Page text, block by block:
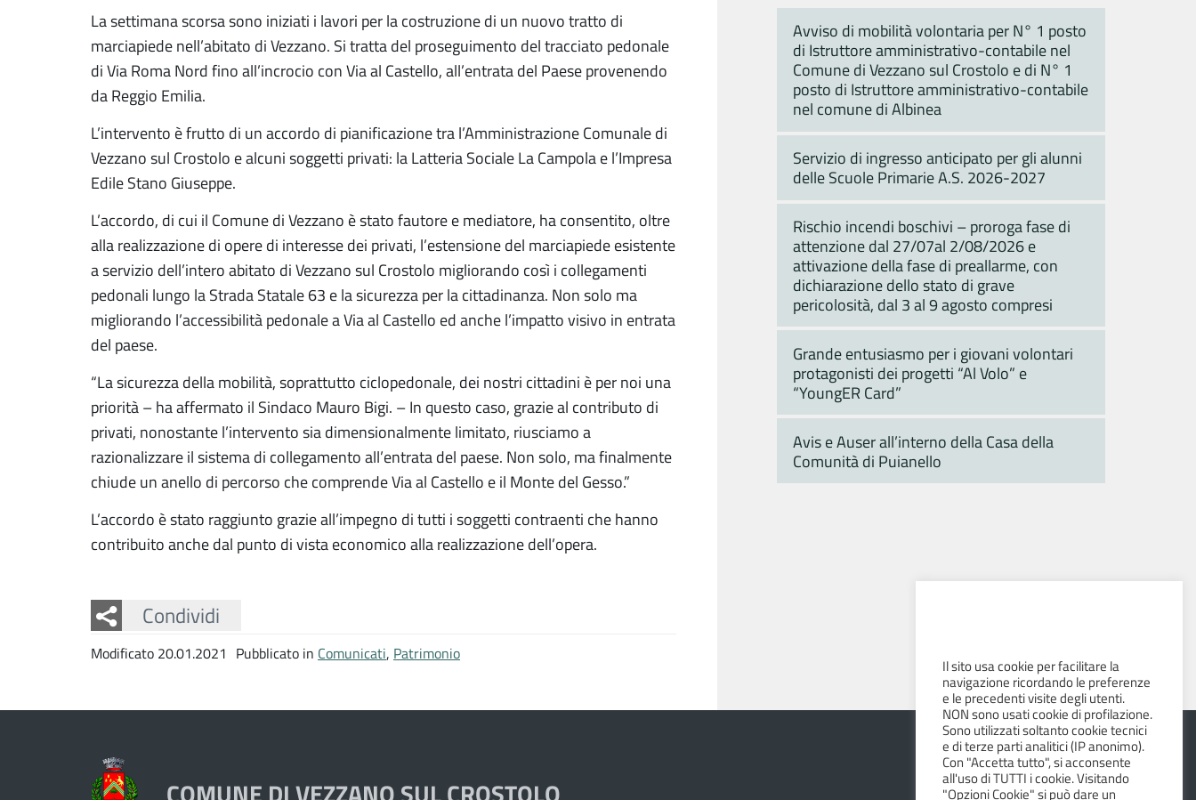
La settimana scorsa sono iniziati i lavori per la costruzione di un nuovo tratto di
marciapiede nell’abitato di Vezzano. Si tratta del proseguimento del tracciato pedonale
di Via Roma Nord fino all’incrocio con Via al Castello, all’entrata del Paese provenendo
da Reggio Emilia.
L’intervento è frutto di un accordo di pianificazione tra l’Amministrazione Comunale di
Vezzano sul Crostolo e alcuni soggetti privati: la Latteria Sociale La Campola e l’Impresa
Edile Stano Giuseppe.
L’accordo, di cui il Comune di Vezzano è stato fautore e mediatore, ha consentito, oltre
alla realizzazione di opere di interesse dei privati, l’estensione del marciapiede esistente
a servizio dell’intero abitato di Vezzano sul Crostolo migliorando così i collegamenti
pedonali lungo la Strada Statale 63 e la sicurezza per la cittadinanza. Non solo ma
migliorando l’accessibilità pedonale a Via al Castello ed anche l’impatto visivo in entrata
del paese.
“La sicurezza della mobilità, soprattutto ciclopedonale, dei nostri cittadini è per noi una
priorità – ha affermato il Sindaco Mauro Bigi. – In questo caso, grazie al contributo di
privati, nonostante l’intervento sia dimensionalmente limitato, riusciamo a
razionalizzare il sistema di collegamento all’entrata del paese. Non solo, ma finalmente
chiude un anello di percorso che comprende Via al Castello e il Monte del Gesso.”
L’accordo è stato raggiunto grazie all’impegno di tutti i soggetti contraenti che hanno
contribuito anche dal punto di vista economico alla realizzazione dell’opera.
Condividi
Facebook
Twitter
Whatsapp
Modificato 20.01.2021 Pubblicato in Comunicati, Patrimonio
Avviso di mobilità volontaria per N° 1 posto
di Istruttore amministrativo-contabile nel
Comune di Vezzano sul Crostolo e di N° 1
posto di Istruttore amministrativo-contabile
nel comune di Albinea
Servizio di ingresso anticipato per gli alunni
delle Scuole Primarie A.S. 2026-2027
Rischio incendi boschivi – proroga fase di
attenzione dal 27/07al 2/08/2026 e
attivazione della fase di preallarme, con
dichiarazione dello stato di grave
pericolosità, dal 3 al 9 agosto compresi
Grande entusiasmo per i giovani volontari
protagonisti dei progetti “Al Volo” e
“YoungER Card”
Avis e Auser all’interno della Casa della
Comunità di Puianello
Il sito usa cookie per facilitare la
navigazione ricordando le preferenze
e le precedenti visite degli utenti.
NON sono usati cookie di profilazione.
Sono utilizzati soltanto cookie tecnici
e di terze parti analitici (IP anonimo).
Con "Accetta tutto", si acconsente
all'uso di TUTTI i cookie. Visitando
"Opzioni Cookie" si può dare un